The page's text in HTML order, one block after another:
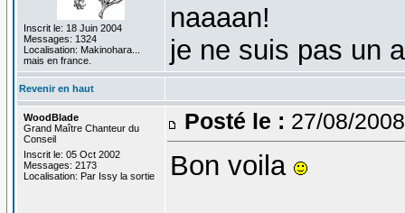
Inscrit le: 18 Juin 2004
Messages: 1324
Localisation: Makinohara...
mais en france.
naaaan!
je ne suis pas un
Revenir en haut
WoodBlade
Grand Maître Chanteur du
Conseil
Inscrit le: 05 Oct 2002
Messages: 2173
Localisation: Par Issy la sortie
Posté le : 27/08/
Bon voila